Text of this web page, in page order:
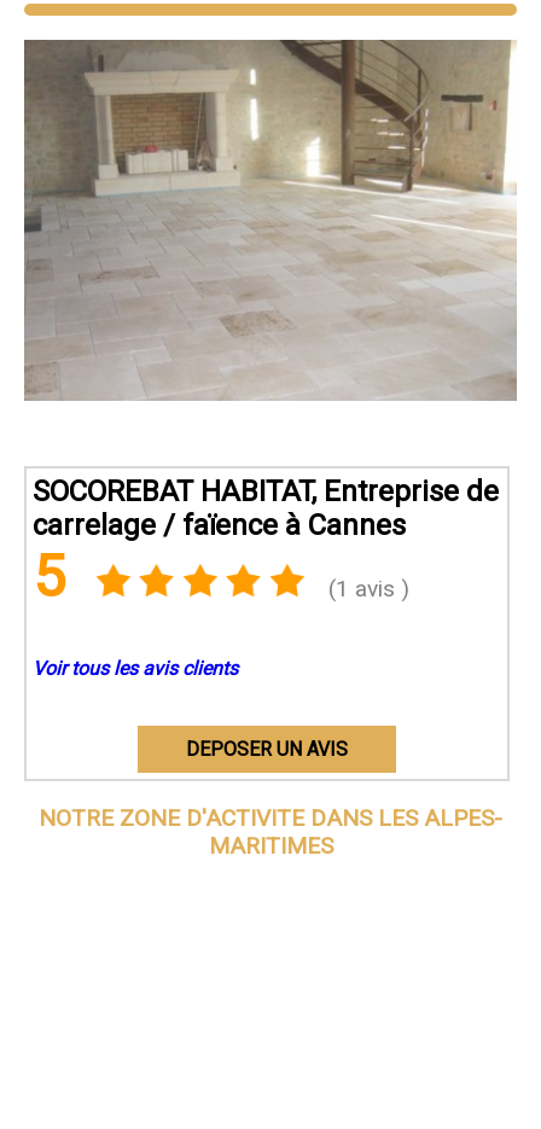
SOCOREBAT HABITAT, Entreprise de
carrelage / faïence à Cannes
5 (1 avis )
Voir tous les avis clients
DEPOSER UN AVIS
NOTRE ZONE D'ACTIVITE DANS LES ALPES-
MARITIMES